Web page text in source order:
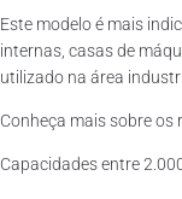
Este modelo é mais
internas, casas de
utilizado na área
Conheça mais sobre os
Capacidades entre